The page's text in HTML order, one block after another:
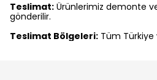
Teslimat: Ürünlerimiz demonte
gönderilir.
Teslimat Bölgeleri: Tüm